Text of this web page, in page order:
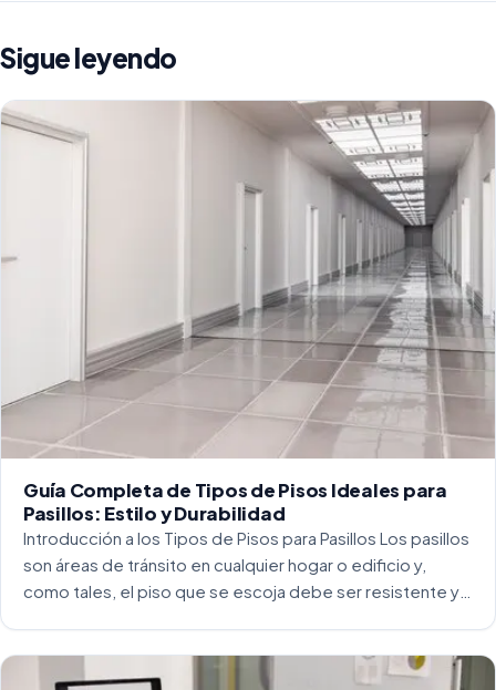
Sigue leyendo
Guía Completa de Tipos de Pisos Ideales para
Pasillos: Estilo y Durabilidad
Introducción a los Tipos de Pisos para Pasillos Los pasillos
son áreas de tránsito en cualquier hogar o edificio y,
como tales, el piso que se escoja debe ser resistente y